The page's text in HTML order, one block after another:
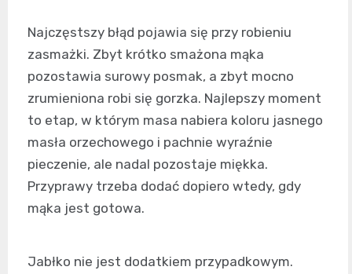
Najczęstszy błąd pojawia się przy robieniu
zasmażki. Zbyt krótko smażona mąka
pozostawia surowy posmak, a zbyt mocno
zrumieniona robi się gorzka. Najlepszy moment
to etap, w którym masa nabiera koloru jasnego
masła orzechowego i pachnie wyraźnie
pieczenie, ale nadal pozostaje miękka.
Przyprawy trzeba dodać dopiero wtedy, gdy
mąka jest gotowa.
Jabłko nie jest dodatkiem przypadkowym.